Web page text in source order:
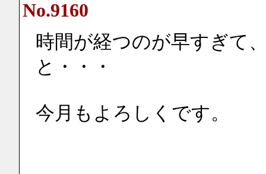
No.9160
時間が経つのが早すぎて
と・・・
今月もよろしくです。